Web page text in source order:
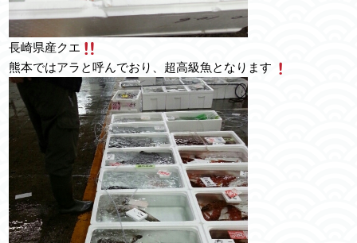
長崎県産クエ
熊本ではアラと呼んでおり、超高級魚となります